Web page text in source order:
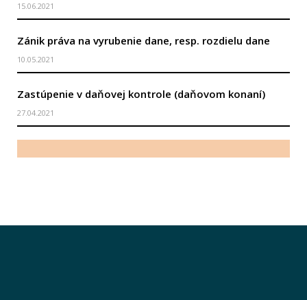
15.06.2021
Zánik práva na vyrubenie dane, resp. rozdielu dane
10.05.2021
Zastúpenie v daňovej kontrole (daňovom konaní)
27.04.2021